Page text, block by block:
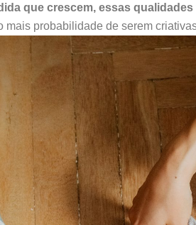
que crescem, essas
probabilidade de serem